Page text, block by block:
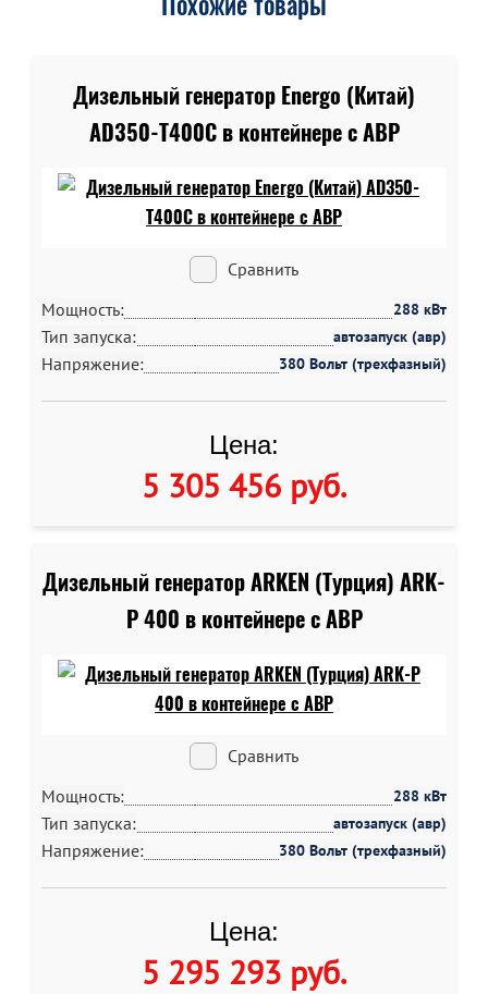
Дизельный генератор Energo (Китай)
AD350-T400C в контейнере c АВР
Сравнить
Мощность:
288 кВт
Тип запуска: автозапуск (авр)
Напряжение: 380 Вольт (трехфазный)
Цена:
5 305 456 руб.
Дизельный генератор ARKEN (Турция) ARK-
P 400 в контейнере c АВР
Сравнить
Мощность:
288 кВт
Тип запуска: автозапуск (авр)
Напряжение: 380 Вольт (трехфазный)
Цена:
5 295 293 руб.